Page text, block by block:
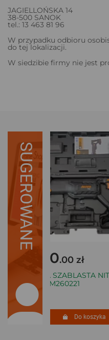
JAGIELLOŃSKA 14
38-500 SANOK
tel.: 13 463 81 96
W przypadku odbioru
do tej lokalizacji.
W siedzibie firmy nie jest
SUGEROWANE
140.00 zł
PIŁA SZABLASTA
POJM260221
Do koszyka